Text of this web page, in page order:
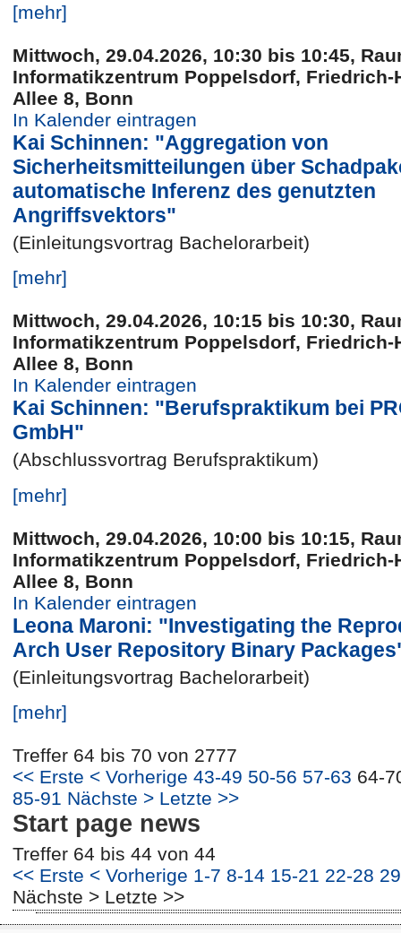
[mehr]
Mittwoch, 29.04.2026, 10:30 bis 10:45,
Informatikzentrum Poppelsdorf, Friedrich-
Allee 8, Bonn
In Kalender eintragen
Kai Schinnen: "Aggregation von
Sicherheitsmitteilungen über
automatische Inferenz des genutzten
Angriffsvektors"
(Einleitungsvortrag Bachelorarbeit)
[mehr]
Mittwoch, 29.04.2026, 10:15 bis 10:30,
Informatikzentrum Poppelsdorf, Friedrich-
Allee 8, Bonn
In Kalender eintragen
Kai Schinnen: "Berufspraktikum bei
GmbH"
(Abschlussvortrag Berufspraktikum)
[mehr]
Mittwoch, 29.04.2026, 10:00 bis 10:15,
Informatikzentrum Poppelsdorf, Friedrich-
Allee 8, Bonn
In Kalender eintragen
Leona Maroni: "Investigating the
Arch User Repository Binary
(Einleitungsvortrag Bachelorarbeit)
[mehr]
Treffer 64 bis 70 von 2777
<< Erste < Vorherige 43-49 50-56 57-63 64-
85-91 Nächste > Letzte >>
Start page news
Treffer 64 bis 44 von 44
<< Erste < Vorherige 1-7 8-14 15-21 22-28
Nächste > Letzte >>